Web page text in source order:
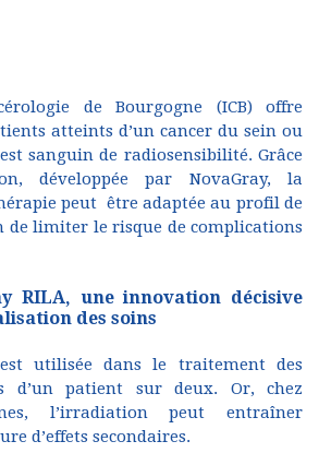
de Bourgogne (ICB) offre
atteints d’un cancer du sein ou
sanguin de radiosensibilité. Grâce
développée par NovaGray, la
peut être adaptée au profil de
de limiter le risque de complications
RILA, une innovation décisive
des soins
utilisée dans le traitement des
d’un patient sur deux. Or, chez
l’irradiation peut entraîner
d’effets secondaires.